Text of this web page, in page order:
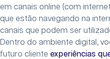
em canais online (com
que estão navegando na
canais que podem ser
Dentro do ambiente digital,
futuro cliente experiências